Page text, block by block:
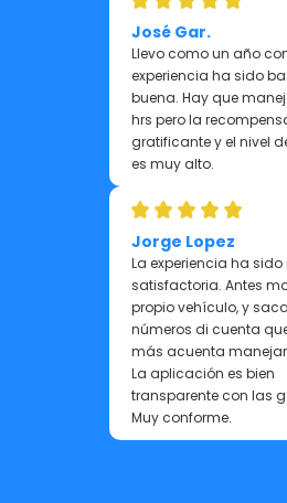
José Gar.
Llevo como un año
experiencia ha sido
buena. Hay que
hrs pero la
gratificante y el nivel
es muy alto.
Jorge Lopez
La experiencia ha
satisfactoria. Antes
propio vehículo, y
números di cuenta
más acuenta
La aplicación es bien
transparente con las
Muy conforme.